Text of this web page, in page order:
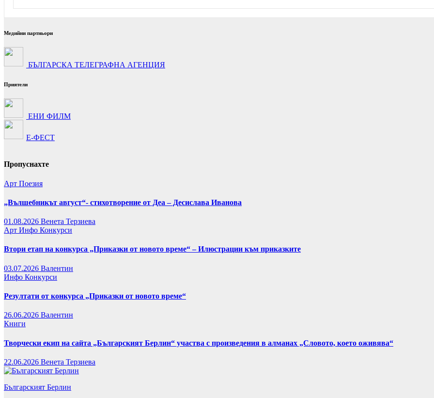
Медийни партньори
БЪЛГАРСКА ТЕЛЕГРАФНА АГЕНЦИЯ
Приятели
ЕНИ ФИЛМ
Е-ФЕСТ
Пропуснахте
Арт Поезия
„Вълшебникът август“- стихотворение от Деа – Десислава Иванова
01.08.2026 Венета Терзиева
Арт Инфо Конкурси
Втори етап на конкурса „Приказки от новото време“ – Илюстрации към приказките
03.07.2026 Валентин
Инфо Конкурси
Резултати от конкурса „Приказки от новото време“
26.06.2026 Валентин
Книги
Творчески екип на сайта „Българският Берлин“ участва с произведения в алманах „Словото, което оживява“
22.06.2026 Венета Терзиева
Българският Берлин